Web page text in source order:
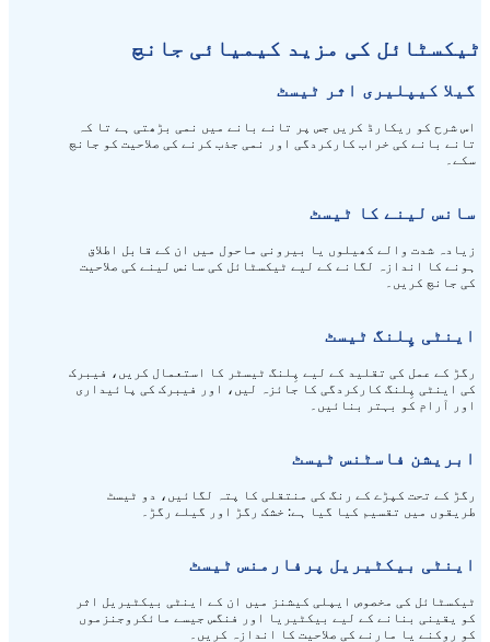
کیمیائی جانچ
ٹیسٹ
جس پر تانے بانے میں نمی بڑھتی ہے تا کہ
اور نمی جذب کرنے کی صلاحیت کو جانچ
یا بیرونی ماحول میں ان کے قابل اطلاق
کے لیے ٹیکسٹائل کی سانس لینے کی صلاحیت
لیے پِلنگ ٹیسٹر کا استعمال کریں، فیبرک
کا جائزہ لیں، اور فیبرک کی پائیداری
ٹیسٹ
کی منتقلی کا پتہ لگائیں، دو ٹیسٹ
گیا ہے: خشک رگڑ اور گیلے رگڑ۔
پرفارمنس ٹیسٹ
کیشنز میں ان کے اینٹی بیکٹیریل اثر
بیکٹیریا اور فنگس جیسے مائکروجنزموں
صلاحیت کا اندازہ کریں۔